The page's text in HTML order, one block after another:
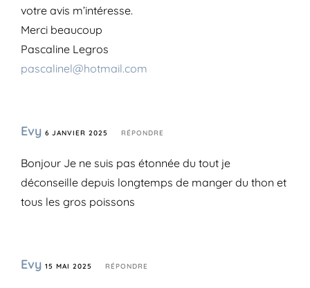
votre avis m’intéresse.
Merci beaucoup
Pascaline Legros
pascalinel@hotmail.com
Evy 6 JANVIER 2025 RÉPONDRE
Bonjour Je ne suis pas étonnée du tout je
déconseille depuis longtemps de manger du thon et
tous les gros poissons
Evy 15 MAI 2025 RÉPONDRE